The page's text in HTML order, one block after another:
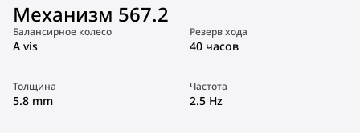
Механизм 567.2
Балансирное колесо
A vis
Резерв хода
40 часов
Толщина
5.8 mm
Частота
2.5 Hz